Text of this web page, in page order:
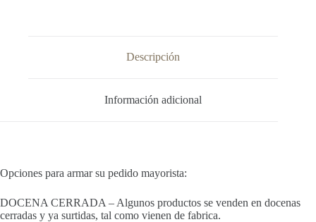
Descripción
Información adicional
Opciones para armar su pedido mayorista:
DOCENA CERRADA – Algunos productos se venden en docenas
cerradas y ya surtidas, tal como vienen de fabrica.